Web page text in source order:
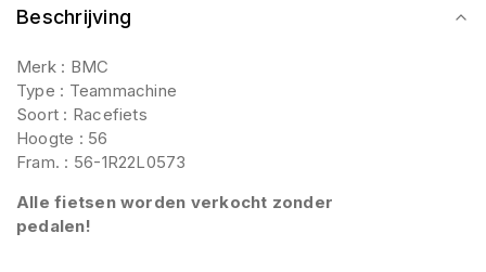
Beschrijving
Merk : BMC
Type : Teammachine
Soort : Racefiets
Hoogte : 56
Fram. : 56-1R22L0573
Alle fietsen worden verkocht zonder
pedalen!